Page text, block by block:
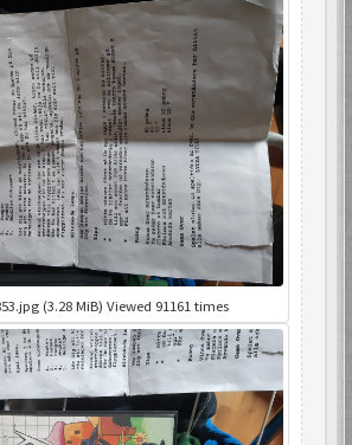
(3.28 MiB) Viewed 91161 times